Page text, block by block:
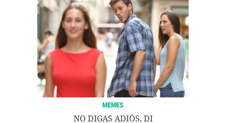
MEMES
NO DIGAS ADIÓS, DI